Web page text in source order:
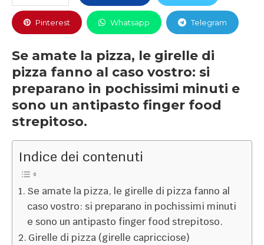
Pinterest Whatsapp Telegram
Se amate la pizza, le girelle di
pizza fanno al caso vostro: si
preparano in pochissimi minuti e
sono un antipasto finger food
strepitoso.
Indice dei contenuti
Se amate la pizza, le girelle di pizza fanno al
caso vostro: si preparano in pochissimi minuti
e sono un antipasto finger food strepitoso.
Girelle di pizza (girelle capricciose)